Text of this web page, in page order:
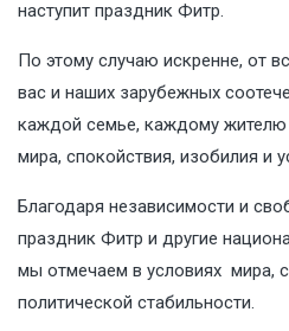
наступит праздник Фитр.
По этому случаю искренне, от
вас и наших зарубежных
каждой семье, каждому
мира, спокойствия, изобилия и
Благодаря независимости и
праздник Фитр и другие
мы отмечаем в условиях мира,
политической стабильности.